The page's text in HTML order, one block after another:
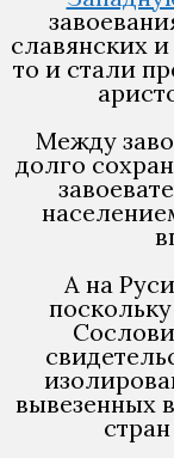
славянских
то и стали
Между
долго
А на
вывезенных